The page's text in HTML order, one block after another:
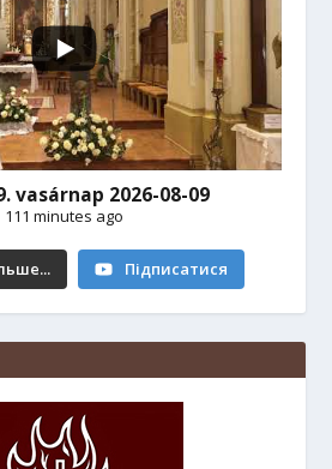
vasárnap 2026-08-09
111 minutes ago
Підписатися